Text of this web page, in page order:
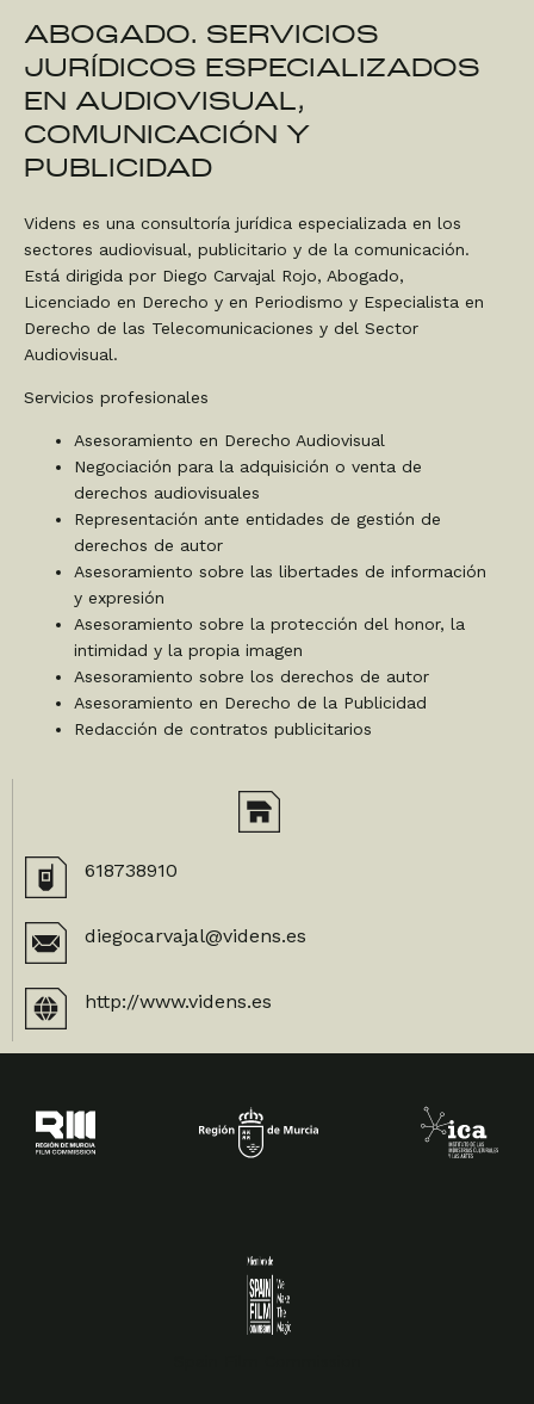
ABOGADO. SERVICIOS
JURÍDICOS ESPECIALIZADOS
EN AUDIOVISUAL,
COMUNICACIÓN Y
PUBLICIDAD
Videns es una consultoría jurídica especializada en los
sectores audiovisual, publicitario y de la comunicación.
Está dirigida por Diego Carvajal Rojo, Abogado,
Licenciado en Derecho y en Periodismo y Especialista en
Derecho de las Telecomunicaciones y del Sector
Audiovisual.
Servicios profesionales
Asesoramiento en Derecho Audiovisual
Negociación para la adquisición o venta de
derechos audiovisuales
Representación ante entidades de gestión de
derechos de autor
Asesoramiento sobre las libertades de información
y expresión
Asesoramiento sobre la protección del honor, la
intimidad y la propia imagen
Asesoramiento sobre los derechos de autor
Asesoramiento en Derecho de la Publicidad
Redacción de contratos publicitarios
618738910
diegocarvajal@videns.es
http://www.videns.es